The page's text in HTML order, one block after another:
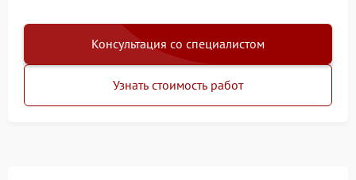
Консультация со специалистом
Узнать стоимость работ